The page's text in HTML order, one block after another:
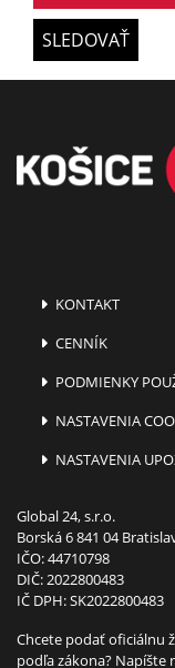
SLEDOVAŤ
KONTAKT
CENNÍK
PODMIENKY
NASTAVENIA
NASTAVENIA
Global 24, s.r.o.
Borská 6 841 04
IČO: 44710798
DIČ: 2022800483
IČ DPH: SK2022800483
Chcete podať oficiálnu
podľa zákona? Napíšte